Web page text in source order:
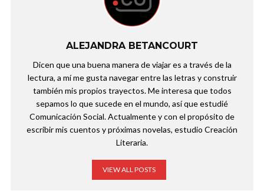
ALEJANDRA BETANCOURT
Dicen que una buena manera de viajar es a través de la
lectura, a mí me gusta navegar entre las letras y construir
también mis propios trayectos. Me interesa que todos
sepamos lo que sucede en el mundo, así que estudié
Comunicación Social. Actualmente y con el propósito de
escribir mis cuentos y próximas novelas, estudio Creación
Literaria.
VIEW ALL POSTS